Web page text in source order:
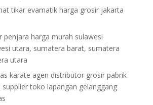
tikar evamatik harga grosir jakarta
penjara harga murah sulawesi
utara, sumatera barat, sumatera
utara
karate agen distributor grosir pabrik
toko lapangan gelanggang